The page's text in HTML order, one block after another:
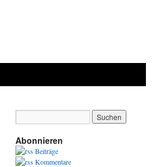
Abonnieren
Beiträge
Kommentare